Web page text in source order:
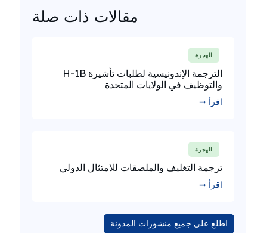
مقالات ذات صلة
الهجرة
الترجمة الإندونيسية لطلبات تأشيرة H-1B
والتوظيف في الولايات المتحدة
اقرأ ➞
الهجرة
ترجمة التغليف والملصقات للامتثال الدولي
اقرأ ➞
اطلع على جميع منشورات المدونة